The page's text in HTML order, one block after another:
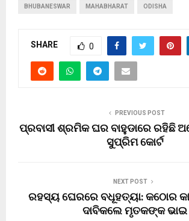
BHUBANESWAR MAHABHARAT ODISHA
SHARE 0
PREVIOUS POST
ପ୍ରବାସୀ ଶ୍ରମିକ ଘର ବାହୁଡାରେ ରହିଛି
ସୁପ୍ରିମ କୋର୍ଟ
NEXT POST
ରହସ୍ୟ ଘେରରେ ବଧୂହତ୍ୟା: କଠୋର
ଦାବିକଲେ ମୃତକଙ୍କ ଭାଇ